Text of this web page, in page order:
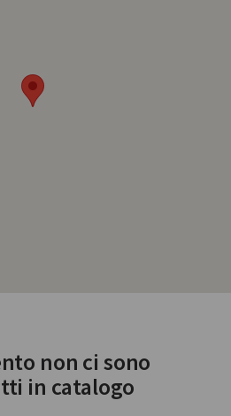
non ci sono
in catalogo